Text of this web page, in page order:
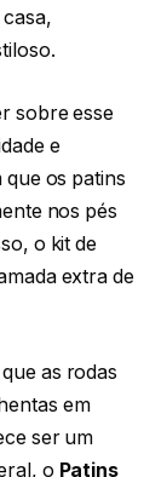
sobre esse
e
os patins
nos pés
o kit de
extra de
as rodas
em
ser um
o Patins